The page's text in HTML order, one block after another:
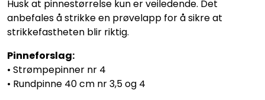
Husk at pinnestørrelse kun er veiledende. Det
anbefales å strikke en prøvelapp for å sikre at
strikkefastheten blir riktig.
Pinneforslag:
• Strømpepinner nr 4
• Rundpinne 40 cm nr 3,5 og 4